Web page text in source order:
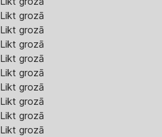
Likt grozā
Likt grozā
Likt grozā
Likt grozā
Likt grozā
Likt grozā
Likt grozā
Likt grozā
Likt grozā